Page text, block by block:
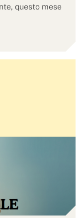
questo mese